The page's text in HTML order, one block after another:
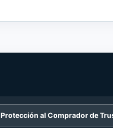
Protección al Comprador de